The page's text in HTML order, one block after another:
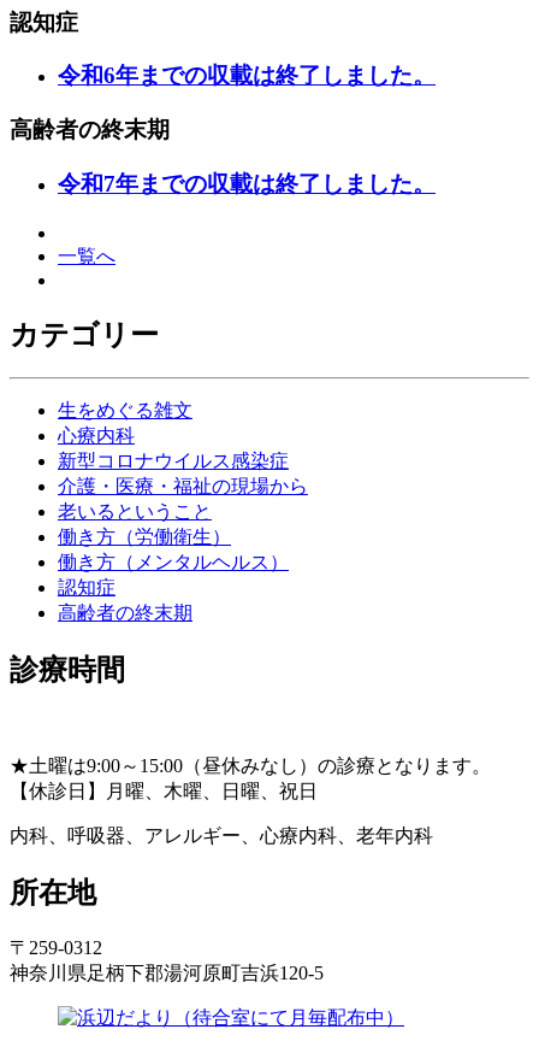
認知症
令和6年までの収載は終了しました。
高齢者の終末期
令和7年までの収載は終了しました。
一覧へ
カテゴリー
生をめぐる雑文
心療内科
新型コロナウイルス感染症
介護・医療・福祉の現場から
老いるということ
働き方（労働衛生）
働き方（メンタルヘルス）
認知症
高齢者の終末期
診療時間
★土曜は9:00～15:00（昼休みなし）の診療となります。
【休診日】月曜、木曜、日曜、祝日
内科、呼吸器、アレルギー、心療内科、老年内科
所在地
〒259-0312
神奈川県足柄下郡湯河原町吉浜120-5